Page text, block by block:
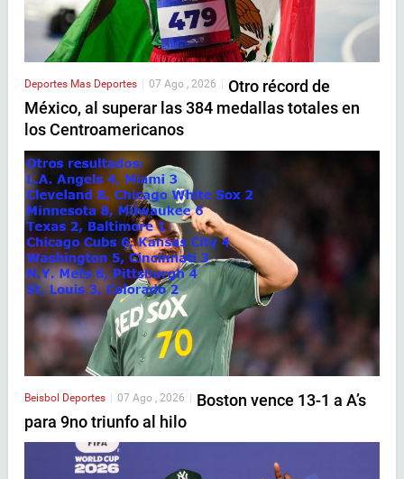
Deportes Mas Deportes 07 Ago , 2026
Otro récord de
México, al superar las 384 medallas totales en
los Centroamericanos
Beisbol Deportes | 07 Ago , 2026 | Boston vence 13-1 a A’s
para 9no triunfo al hilo